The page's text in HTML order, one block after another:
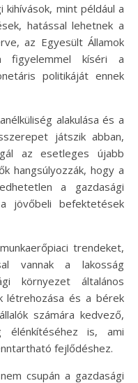
mint például a
hatással lehetnek a
az Egyesült Államok
figyelemmel kíséri a
politikáját ennek
alakulása és a
játszik abban,
az esetleges újabb
hangsúlyozzák, hogy a
a gazdasági
jövőbeli befektetések
trendeket,
vannak a lakosság
környezet általános
létrehozása és a bérek
számára kedvező,
élénkítéséhez is, ami
fejlődéshez.
csupán a gazdasági